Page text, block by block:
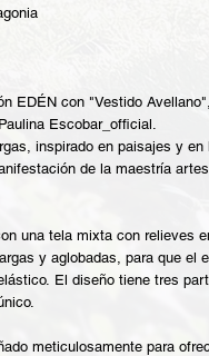
EDÉN con "Vestido
Escobar_official.
inspirado en paisajes y en
de la maestría
una tela mixta con relieves
y aglobadas, para que el
El diseño tiene tres
meticulosamente para